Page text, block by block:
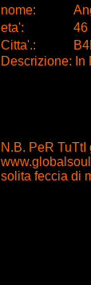
nome:
eta':
46
Citta'.:
Descrizione: In
N.B. PeR
solita feccia di